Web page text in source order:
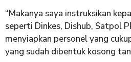
“Makanya saya instruksikan
seperti Dinkes, Dishub, Satpol
menyiapkan personel yang
yang sudah dibentuk kosong